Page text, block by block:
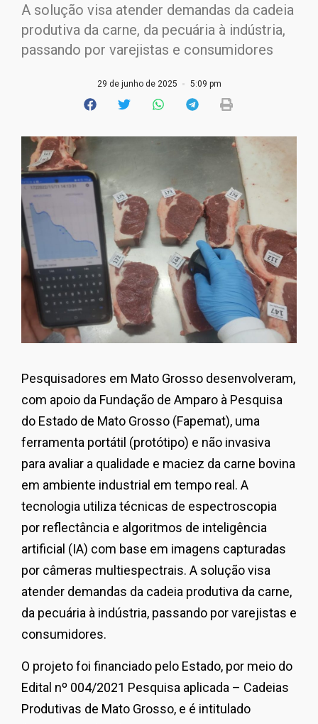
A solução visa atender demandas da cadeia
produtiva da carne, da pecuária à indústria,
passando por varejistas e consumidores
29 de junho de 2025 5:09 pm
Pesquisadores em Mato Grosso desenvolveram,
com apoio da Fundação de Amparo à Pesquisa
do Estado de Mato Grosso (Fapemat), uma
ferramenta portátil (protótipo) e não invasiva
para avaliar a qualidade e maciez da carne bovina
em ambiente industrial em tempo real. A
tecnologia utiliza técnicas de espectroscopia
por reflectância e algoritmos de inteligência
artificial (IA) com base em imagens capturadas
por câmeras multiespectrais. A solução visa
atender demandas da cadeia produtiva da carne,
da pecuária à indústria, passando por varejistas e
consumidores.
O projeto foi financiado pelo Estado, por meio do
Edital nº 004/2021 Pesquisa aplicada – Cadeias
Produtivas de Mato Grosso, e é intitulado